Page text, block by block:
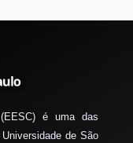
é uma das
de São